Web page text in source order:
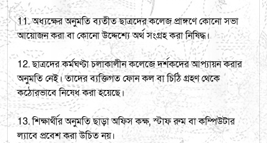
11. অধ্যক্ষের অনুমতি ব্যতীত ছাত্রদের কলেজ প্রাঙ্গণে কোনো সভা
আয়োজন করা বা কোনো উদ্দেশ্যে অর্থ সংগ্রহ করা নিষিদ্ধ।
12. ছাত্রদের কর্মঘণ্টা চলাকালীন কলেজে দর্শকদের আপ্যায়ন করার
অনুমতি নেই। তাদের ব্যক্তিগত ফোন কল বা চিঠি গ্রহণ থেকে
কঠোরভাবে নিষেধ করা হয়েছে।
13. শিক্ষার্থীর অনুমতি ছাড়া অফিস কক্ষ, স্টাফ রুম বা কম্পিউটার
ল্যাবে প্রবেশ করা উচিত নয়।